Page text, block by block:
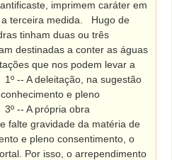
imprimem caráter em
terceira medida.
Hugo de
tinham duas ou três
destinadas a conter as águas
que nos podem levar a
1º -- A deleitação, na sugestão
e pleno
3º -- A própria obra
falte gravidade da matéria de
e pleno consentimento, o
Por isso, o arrependimento